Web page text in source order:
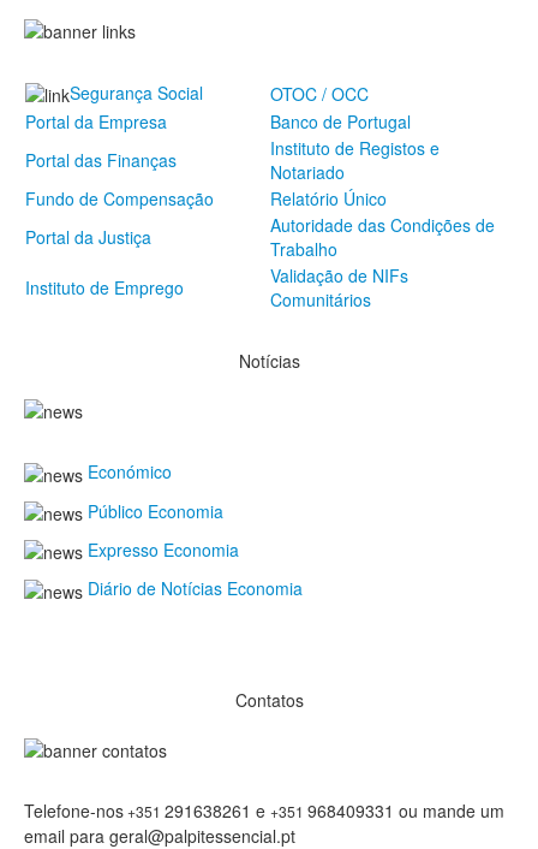
Segurança Social
OTOC / OCC
Portal da Empresa
Banco de Portugal
Portal das Finanças
Instituto de Registos e
Notariado
Fundo de Compensação
Relatório Único
Portal da Justiça
Autoridade das Condições de
Trabalho
Instituto de Emprego
Validação de NIFs
Comunitários
Notícias
Económico
Público Economia
Expresso Economia
Diário de Notícias Economia
Contatos
Telefone-nos+351 291638261 e +351 968409331 ou mande um
email para geral@palpitessencial.pt